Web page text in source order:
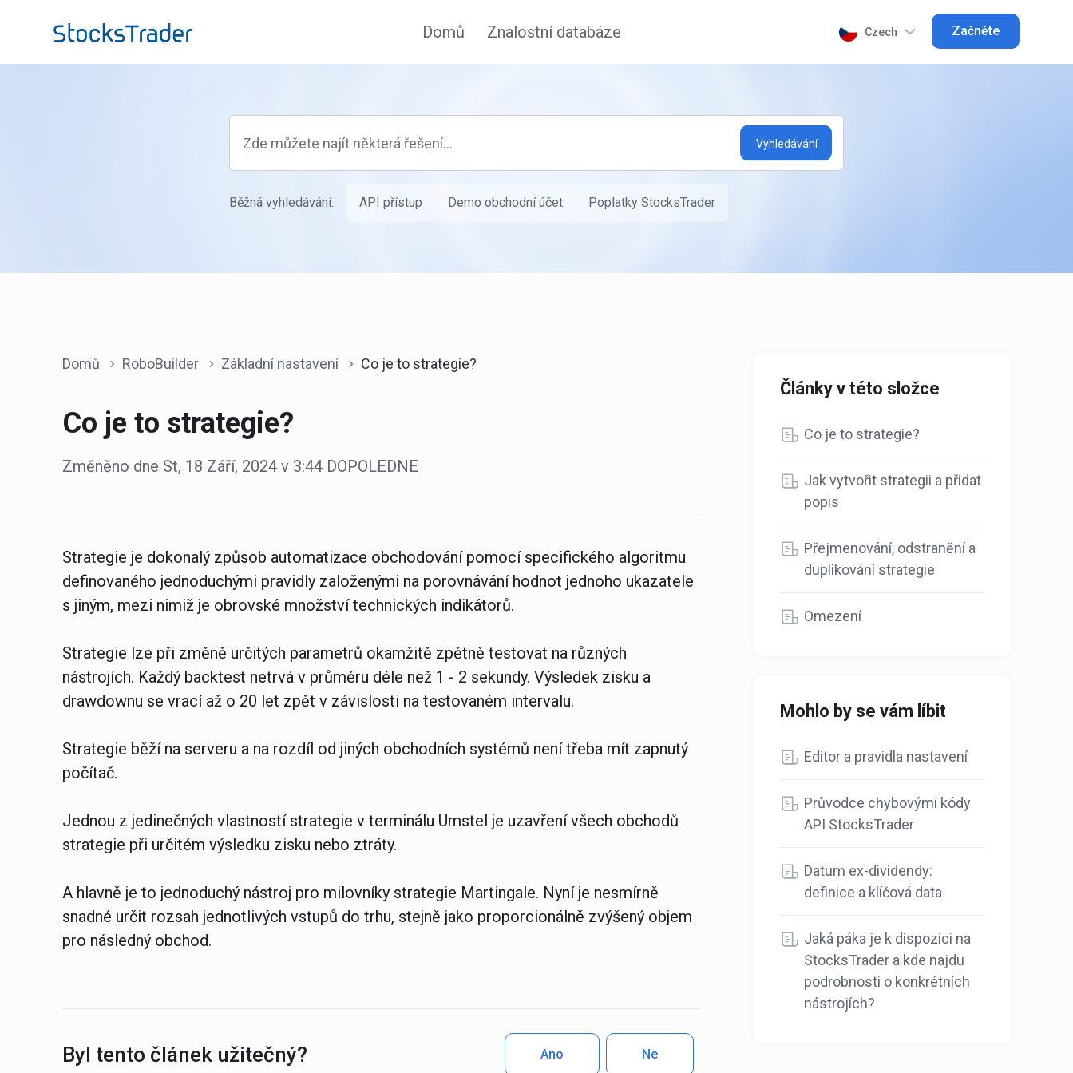
Domů Znalostní databáze Czech Začněte
Běžná vyhledávání: API přístup Demo obchodní účet Poplatky StocksTrader
Domů RoboBuilder Základní nastavení Co je to strategie?
Co je to strategie?
Změněno dne St, 18 Září, 2024 v 3:44 DOPOLEDNE
Strategie je dokonalý způsob automatizace obchodování pomocí specifického algoritmu
definovaného jednoduchými pravidly založenými na porovnávání hodnot jednoho ukazatele
s jiným, mezi nimiž je obrovské množství technických indikátorů.
Strategie lze při změně určitých parametrů okamžitě zpětně testovat na různých
nástrojích. Každý backtest netrvá v průměru déle než 1 - 2 sekundy. Výsledek zisku a
drawdownu se vrací až o 20 let zpět v závislosti na testovaném intervalu.
Strategie běží na serveru a na rozdíl od jiných obchodních systémů není třeba mít zapnutý
počítač.
Jednou z jedinečných vlastností strategie v terminálu Umstel je uzavření všech obchodů
strategie při určitém výsledku zisku nebo ztráty.
A hlavně je to jednoduchý nástroj pro milovníky strategie Martingale. Nyní je nesmírně
snadné určit rozsah jednotlivých vstupů do trhu, stejně jako proporcionálně zvýšený objem
pro následný obchod.
Byl tento článek užitečný? Ne
Ano
Články v této složce
Co je to strategie?
Jak vytvořit strategii a přidat
popis
Přejmenování, odstranění a
duplikování strategie
Omezení
Mohlo by se vám líbit
Editor a pravidla nastavení
Průvodce chybovými kódy
API StocksTrader
Datum ex-dividendy:
definice a klíčová data
Jaká páka je k dispozici na
StocksTrader a kde najdu
podrobnosti o konkrétních
nástrojích?